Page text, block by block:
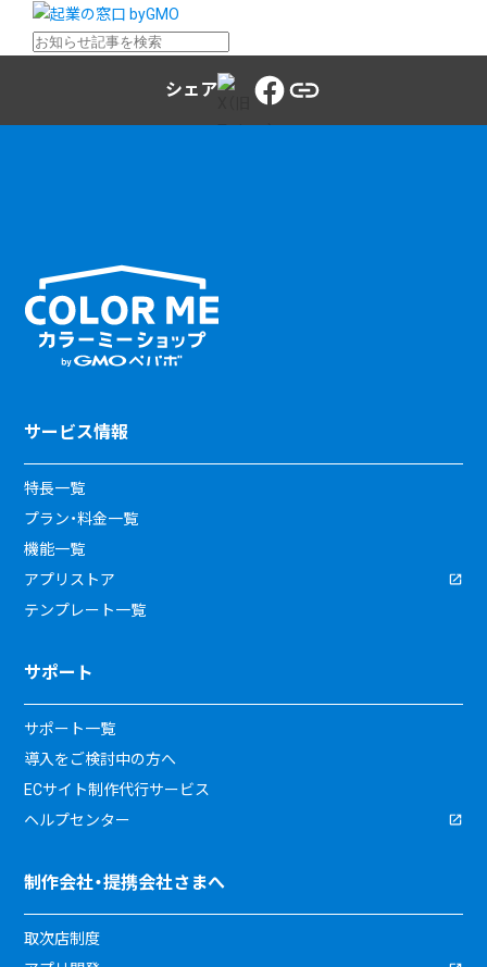
シェア
サービス情報
特長一覧
プラン・料金一覧
機能一覧
アプリストア
テンプレート一覧
サポート
サポート一覧
導入をご検討中の方へ
ECサイト制作代行サービス
ヘルプセンター
制作会社・提携会社さまへ
取次店制度